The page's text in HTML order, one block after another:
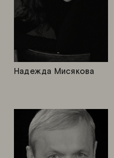
Надежда Мисякова